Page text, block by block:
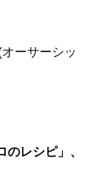
ーサーシッ
レシピ」、